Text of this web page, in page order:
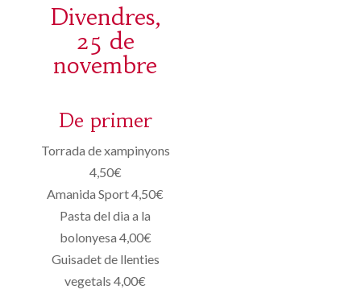
Divendres,
25 de
novembre
De primer
Torrada de xampinyons
4,50€
Amanida Sport 4,50€
Pasta del dia a la
bolonyesa 4,00€
Guisadet de llenties
vegetals 4,00€